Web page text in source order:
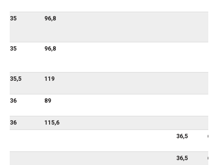
35 96,8
35 96,8
35,5 119
36 89
36
115,6
36,5
36,5